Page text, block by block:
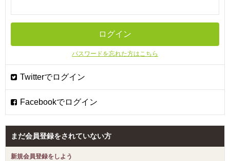
パスワードを忘れた方はこちら
まだ会員登録をされていない方
新規会員登録をしよう